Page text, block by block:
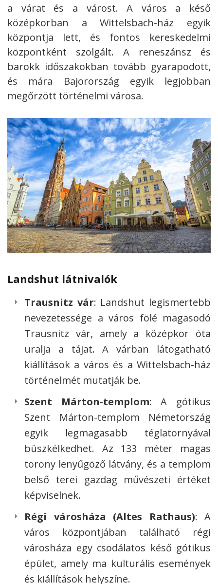
a várat és a várost. A város a késő
középkorban a Wittelsbach-ház egyik
központja lett, és fontos kereskedelmi
központként szolgált. A reneszánsz és
barokk időszakokban tovább gyarapodott,
és mára Bajorország egyik legjobban
megőrzött történelmi városa.
Landshut látnivalók
Trausnitz vár: Landshut legismertebb
nevezetessége a város fölé magasodó
Trausnitz vár, amely a középkor óta
uralja a tájat. A várban látogatható
kiállítások a város és a Wittelsbach-ház
történelmét mutatják be.
Szent Márton-templom: A gótikus
Szent Márton-templom Németország
egyik legmagasabb téglatornyával
büszkélkedhet. Az 133 méter magas
torony lenyűgöző látvány, és a templom
belső terei gazdag művészeti értéket
képviselnek.
Régi városháza (Altes Rathaus): A
város központjában található régi
városháza egy csodálatos késő gótikus
épület, amely ma kulturális események
és kiállítások helyszíne.